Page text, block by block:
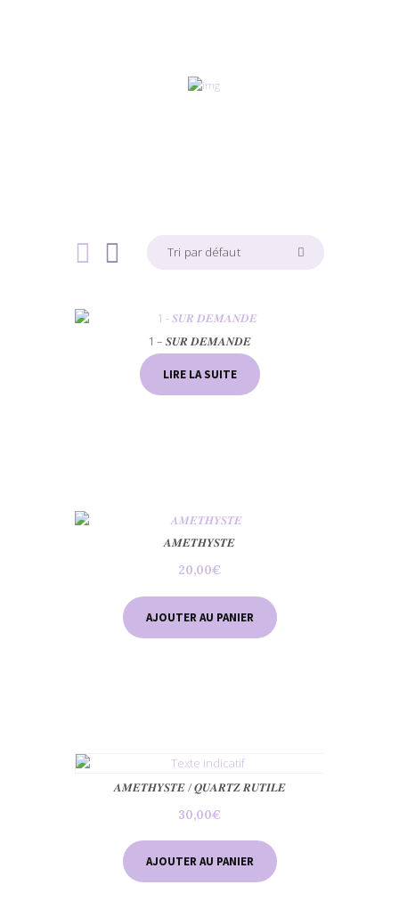
1 – 𝑺𝑼𝑹 𝑫𝑬𝑴𝑨𝑵𝑫𝑬
LIRE LA SUITE
𝑨𝑴𝑬𝑻𝑯𝒀𝑺𝑻𝑬
20,00€
AJOUTER AU PANIER
𝑨𝑴𝑬𝑻𝑯𝒀𝑺𝑻𝑬 / 𝑸𝑼𝑨𝑹𝑻𝒁 𝑹𝑼𝑻𝑰𝑳𝑬
30,00€
AJOUTER AU PANIER